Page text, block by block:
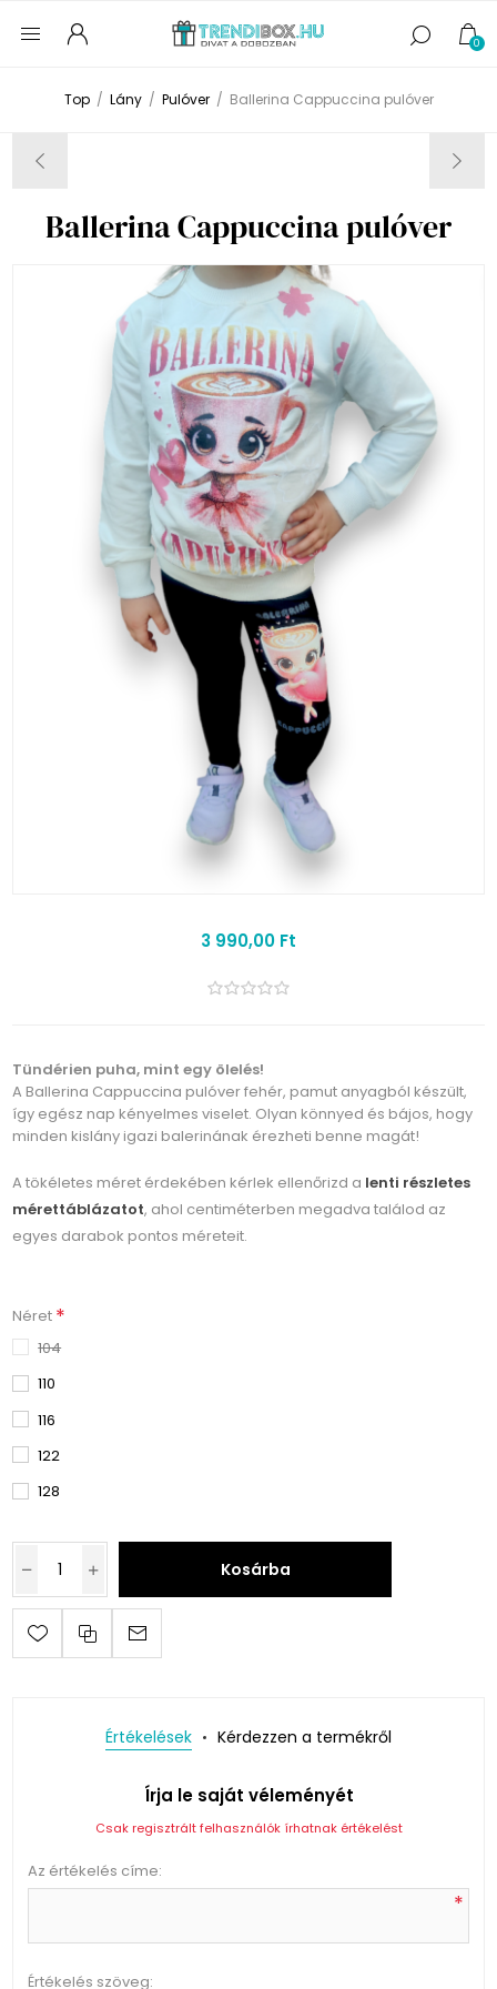
0
Top / Lány / Pulóver / Ballerina Cappuccina pulóver
Ballerina Cappuccina pulóver
3 990,00 Ft
Tündérien puha, mint egy ölelés!
A Ballerina Cappuccina pulóver fehér, pamut anyagból készült,
így egész nap kényelmes viselet. Olyan könnyed és bájos, hogy
minden kislány igazi balerinának érezheti benne magát!
A tökéletes méret érdekében kérlek ellenőrizd a lenti részletes
mérettáblázatot, ahol centiméterben megadva találod az
egyes darabok pontos méreteit.
Néret *
104
110
116
122
128
Kosárba
Értékelések Kérdezzen a termékről
Írja le saját véleményét
Csak regisztrált felhasználók írhatnak értékelést
Az értékelés címe:
*
Értékelés szöveg: